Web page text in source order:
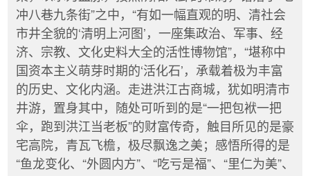
冲八巷九条街”之中，“有如一幅直观的明、清社会
市井全貌的‘清明上河图’，一座集政治、军事、经
济、宗教、文化史料大全的活性博物馆”，“堪称中
国资本主义萌芽时期的‘活化石’，承载着极为丰富
的历史、文化内涵。走进洪江古商城，犹如明清市
井游，置身其中，随处可听到的是“一把包袱一把
伞，跑到洪江当老板”的财富传奇，触目所见的是豪
宅高院，青瓦飞檐，极尽飘逸之美；感悟所得的是
“鱼龙变化、“外圆内方”、“吃亏是福”、“里仁为美”、